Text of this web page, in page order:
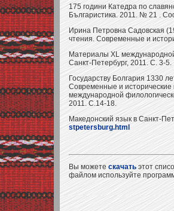
175 години Катедра по
Българистика. 2011. № 21 .
Ирина Петровна Садовская
чтения. Современные и
Материалы XL
Санкт-Петербург, 2011. С. 3-5.
Государству Болгария 1330
Современные и
международной
2011. С.14-18.
Македонский язык в Санкт-
stpetersburg.html
Вы можете скачать этот
файлом используйте